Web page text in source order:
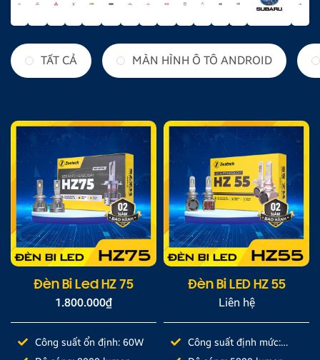
TẤT CẢ MÀN HÌNH Ô TÔ ANDROID
Đèn Bi Led HZ 75
1.800.000₫
Công suất ổn định: 60W
Đèn Bi LED HZ 55
Liên hệ
Công suất định mức: